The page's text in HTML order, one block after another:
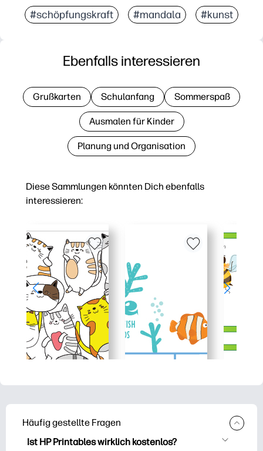
#schöpfungskraft #mandala #kunst
Diese Sammlungen könnten Dich ebenfalls
interessieren:
Ebenfalls interessieren
Grußkarten Schulanfang Sommerspaß
Ausmalen für Kinder
Planung und Organisation
Häufig gestellte Fragen
Ist HP Printables wirklich kostenlos?